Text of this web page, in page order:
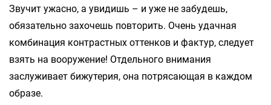
Звучит ужасно, а увидишь – и уже не забудешь,
обязательно захочешь повторить. Очень удачная
комбинация контрастных оттенков и фактур, следует
взять на вооружение! Отдельного внимания
заслуживает бижутерия, она потрясающая в каждом
образе.